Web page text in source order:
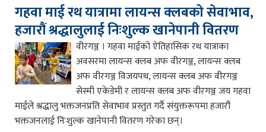
गहवा माई रथ यात्रामा लायन्स क्लबको सेवाभाव,
हजारौं श्रद्धालुलाई निःशुल्क खानेपानी वितरण
वीरगञ्ज । गहवा माईको ऐतिहासिक रथ यात्राका
अवसरमा लायन्स क्लब अफ वीरगञ्ज, लायन्स क्लब
अफ वीरगञ्ज विजयपथ, लायन्स क्लब अफ वीरगञ्ज
सेस्मी एकेडेमी र लायन्स क्लब अफ वीरगञ्ज जय गहवा
माईले श्रद्धालु भक्तजनप्रति सेवाभाव प्रस्तुत गर्दै संयुक्तरूपमा हजारौं
भक्तजनलाई निःशुल्क खानेपानी वितरण गरेका छन्।